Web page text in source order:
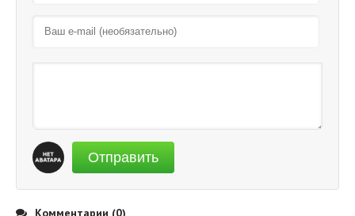
Отправить
Комментарии (0)